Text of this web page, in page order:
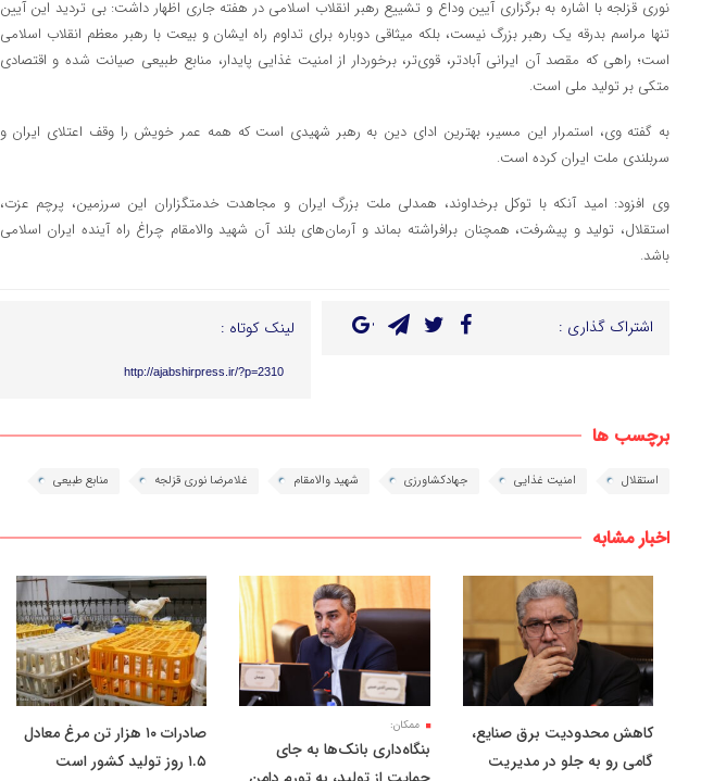
نوری قزلجه با اشاره به برگزاری آیین وداع و تشییع رهبر انقلاب اسلامی در هفته جاری اظهار داشت:‌ بی تردید این آیین
تنها مراسم بدرقه یک رهبر بزرگ نیست، بلکه میثاقی دوباره برای تداوم راه ایشان و بیعت با رهبر معظم انقلاب اسلامی
است؛ راهی که مقصد آن ایرانی آبادتر، قوی‌تر، برخوردار از امنیت غذایی پایدار، منابع طبیعی صیانت‌ شده و اقتصادی
متکی بر تولید ملی است.
به گفته وی، استمرار این مسیر، بهترین ادای دین به رهبر شهیدی است که همه عمر خویش را وقف اعتلای ایران و
سربلندی ملت ایران کرده است.
وی افزود: امید آنکه با توکل برخداوند، همدلی ملت بزرگ ایران و مجاهدت خدمتگزاران این سرزمین، پرچم عزت،
استقلال، تولید و پیشرفت، همچنان برافراشته بماند و آرمان‌های بلند آن شهید والامقام چراغ راه آینده ایران اسلامی
باشد.
اشتراک گذاری : لینک کوتاه :
http://ajabshirpress.ir/?p=2310
برچسب ها
استقلال امنیت غذایی جهادکشاورزی شهید والامقام غلامرضا نوری قزلجه منابع طبیعی
اخبار مشابه
کاهش محدودیت برق صنایع،
گامی رو به جلو در مدیریت
ممکان:
بنگاه‌داری بانک‌ها به جای
صادرات ۱۰ هزار تن مرغ معادل
۱.۵ روز تولید کشور است